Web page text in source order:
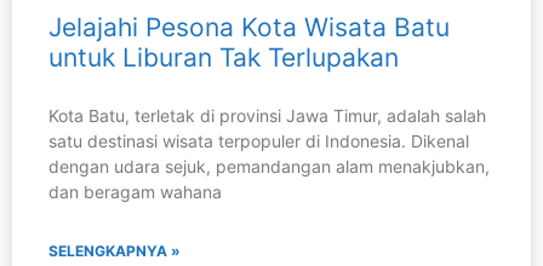
Jelajahi Pesona Kota Wisata Batu
untuk Liburan Tak Terlupakan
Kota Batu, terletak di provinsi Jawa Timur, adalah salah
satu destinasi wisata terpopuler di Indonesia. Dikenal
dengan udara sejuk, pemandangan alam menakjubkan,
dan beragam wahana
SELENGKAPNYA »